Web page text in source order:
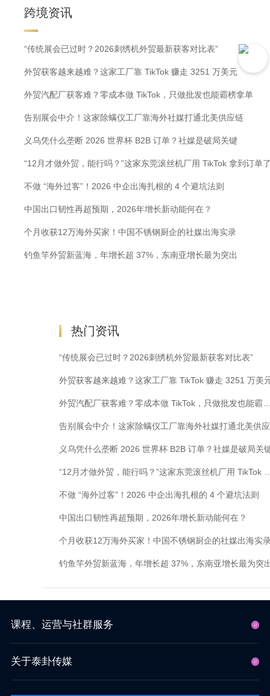
跨境资讯
“传统展会已过时？2026刺绣机外贸最新获客对比表”
外贸获客越来越难？这家工厂靠 TikTok 赚走 3251 万美元
外贸汽配厂获客难？零成本做 TikTok，只做批发也能霸榜拿单
告别展会中介！这家除螨仪工厂靠海外社媒打通北美供应链
义乌凭什么垄断 2026 世界杯 B2B 订单？社媒是破局关键
“12月才做外贸，能行吗？”这家东莞滚丝机厂用 TikTok 拿到订单
不做 “海外过客”！2026 中企出海扎根的 4 个避坑法则
中国出口韧性再超预期，2026年增长新动能何在？
个月收获12万海外买家！中国不锈钢厨企的社媒出海实录
钓鱼竿外贸新蓝海，年增长超 37%，东南亚增长最为突出
热门资讯
“传统展会已过时？2026刺绣机外贸最新获客对比表”
外贸获客越来越难？这家工厂靠 TikTok 赚走 3251 万美
告别展会中介！这家除螨仪工厂靠海外社媒打通北美供
义乌凭什么垄断 2026 世界杯 B2B 订单？社媒是破局关
不做 “海外过客”！2026 中企出海扎根的 4 个避坑法则
中国出口韧性再超预期，2026年增长新动能何在？
个月收获12万海外买家！中国不锈钢厨企的社媒出海实
钓鱼竿外贸新蓝海，年增长超 37%，东南亚增长最为突
课程、运营与社群服务
关于泰卦传媒